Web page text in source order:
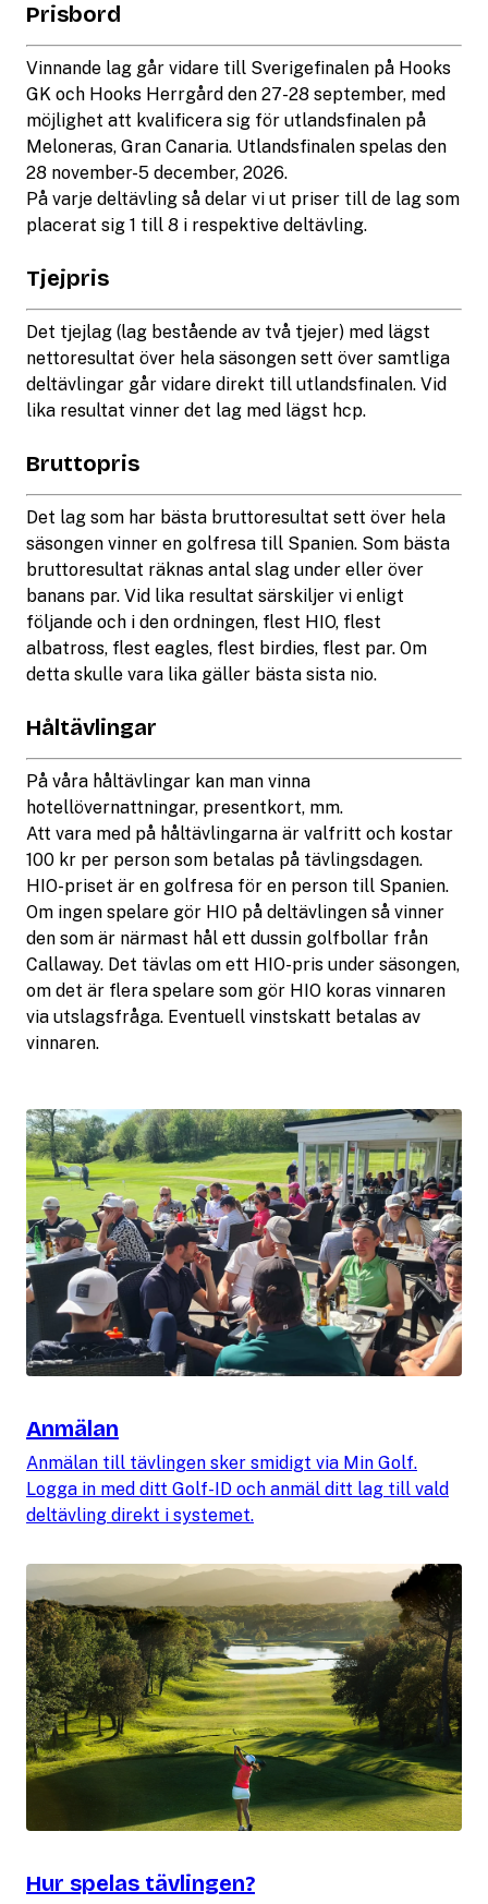
Prisbord
Vinnande lag går vidare till Sverigefinalen på Hooks
GK och Hooks Herrgård den 27-28 september, med
möjlighet att kvalificera sig för utlandsfinalen på
Meloneras, Gran Canaria. Utlandsfinalen spelas den
28 november-5 december, 2026.
På varje deltävling så delar vi ut priser till de lag som
placerat sig 1 till 8 i respektive deltävling.
Tjejpris
Det tjejlag (lag bestående av två tjejer) med lägst
nettoresultat över hela säsongen sett över samtliga
deltävlingar går vidare direkt till utlandsfinalen. Vid
lika resultat vinner det lag med lägst hcp.
Bruttopris
Det lag som har bästa bruttoresultat sett över hela
säsongen vinner en golfresa till Spanien. Som bästa
bruttoresultat räknas antal slag under eller över
banans par. Vid lika resultat särskiljer vi enligt
följande och i den ordningen, flest HIO, flest
albatross, flest eagles, flest birdies, flest par. Om
detta skulle vara lika gäller bästa sista nio.
Håltävlingar
På våra håltävlingar kan man vinna
hotellövernattningar, presentkort, mm.
Att vara med på håltävlingarna är valfritt och kostar
100 kr per person som betalas på tävlingsdagen.
HIO-priset är en golfresa för en person till Spanien.
Om ingen spelare gör HIO på deltävlingen så vinner
den som är närmast hål ett dussin golfbollar från
Callaway. Det tävlas om ett HIO-pris under säsongen,
om det är flera spelare som gör HIO koras vinnaren
via utslagsfråga. Eventuell vinstskatt betalas av
vinnaren.
Anmälan
Anmälan till tävlingen sker smidigt via Min Golf.
Logga in med ditt Golf-ID och anmäl ditt lag till vald
deltävling direkt i systemet.
Hur spelas tävlingen?